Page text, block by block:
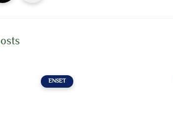
ENSET